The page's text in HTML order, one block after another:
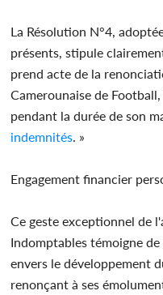
La Résolution N°4,
présents, stipule
prend acte de la
Camerounaise de
pendant la durée de son
indemnités . »
Engagement financier
Ce geste exceptionnel de
Indomptables témoigne
envers le développement
renonçant à ses